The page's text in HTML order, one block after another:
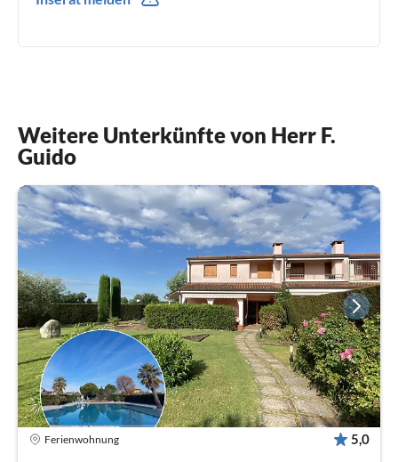
Weitere Unterkünfte von Herr F.
Guido
Ferienwohnung 5,0